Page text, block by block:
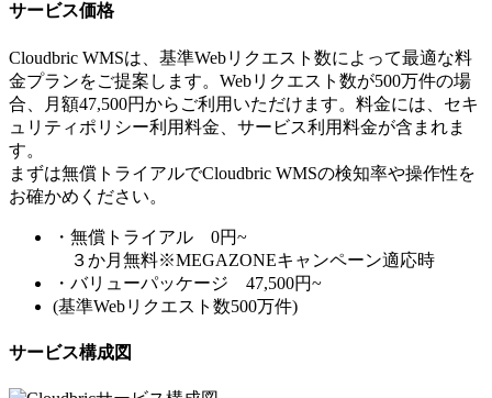
サービス価格
Cloudbric WMSは、基準Webリクエスト数によって最適な料
金プランをご提案します。Webリクエスト数が500万件の場
合、月額47,500円からご利用いただけます。料金には、セキ
ュリティポリシー利用料金、サービス利用料金が含まれま
す。
まずは無償トライアルでCloudbric WMSの検知率や操作性を
お確かめください。
・無償トライアル 0円~
３か月無料※MEGAZONEキャンペーン適応時
・バリューパッケージ 47,500円~
(基準Webリクエスト数500万件)
サービス構成図